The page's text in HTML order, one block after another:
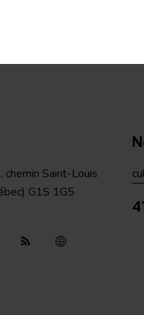
Saint-Louis
G1S 1G5